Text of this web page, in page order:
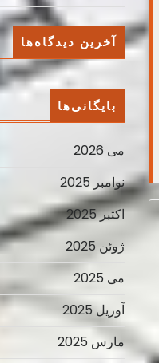
آخرین دیدگاه‌ها
بایگانی‌ها
می 2026
نوامبر 2025
اکتبر 2025
ژوئن 2025
می 2025
آوریل 2025
مارس 2025